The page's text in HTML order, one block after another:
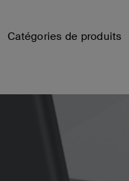
Catégories de produits